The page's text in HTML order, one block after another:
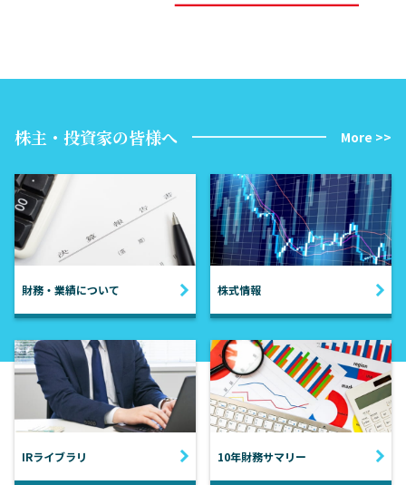
株主・投資家の皆様へ More >>
財務・業績について 株式情報
IRライブラリ 10年財務サマリー